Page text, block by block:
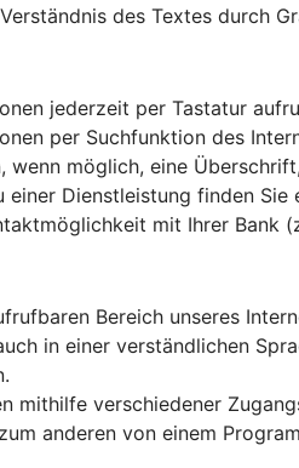
des Textes durch
jederzeit per Tastatur
per Suchfunktion des
wenn möglich, eine
einer Dienstleistung finden
mit Ihrer Bank
Bereich unseres
in einer verständlichen
mithilfe verschiedener
anderen von einem